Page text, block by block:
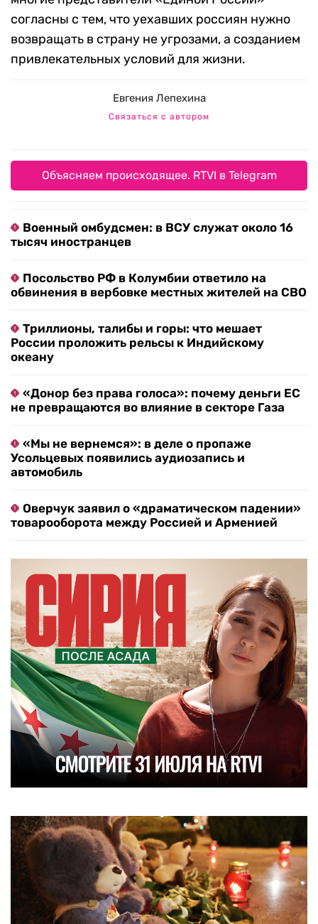
согласны с тем, что уехавших россиян нужно
возвращать в страну не угрозами, а созданием
привлекательных условий для жизни.
Евгения Лепехина
Связаться с автором
Объясняем происходящее. RTVI в Telegram
Военный омбудсмен: в ВСУ служат около 16
тысяч иностранцев
Посольство РФ в Колумбии ответило на
обвинения в вербовке местных жителей на СВО
Триллионы, талибы и горы: что мешает
России проложить рельсы к Индийскому
океану
«Донор без права голоса»: почему деньги ЕС
не превращаются во влияние в секторе Газа
«Мы не вернемся»: в деле о пропаже
Усольцевых появились аудиозапись и
автомобиль
Оверчук заявил о «драматическом падении»
товарооборота между Россией и Арменией